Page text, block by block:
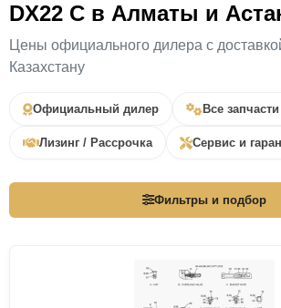
DX22 C в Алматы и
Цены официального дилера с
Казахстану
Официальный дилер Все
Лизинг / Рассрочка Сервис и
Фильтры и подбор